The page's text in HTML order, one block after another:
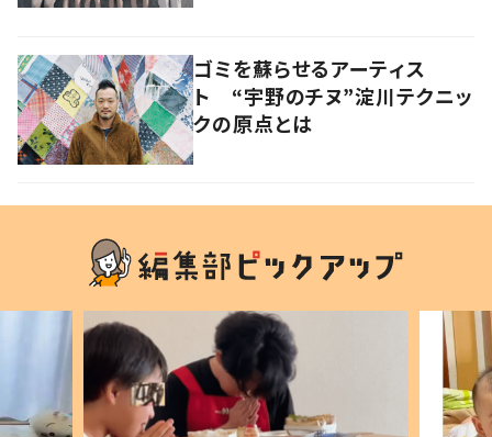
ゴミを蘇らせるアーティス
ト “宇野のチヌ”淀川テクニッ
クの原点とは